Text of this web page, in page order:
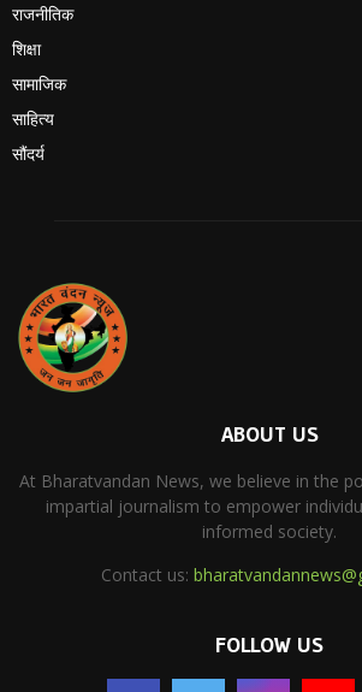
राजनीतिक
शिक्षा
सामाजिक
साहित्य
सौंदर्य
ABOUT US
At Bharatvandan News, we believe in the
impartial journalism to empower
informed society.
Contact us:
FOLLOW US